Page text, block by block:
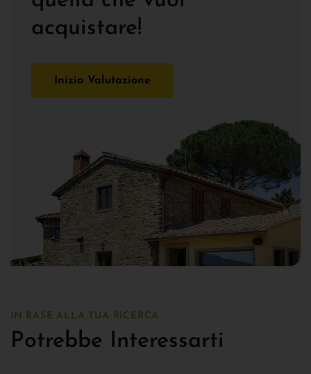
acquistare!
Inizia Valutazione
IN BASE ALLA TUA RICERCA
Potrebbe Interessarti